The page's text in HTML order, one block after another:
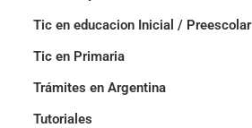
Tic en educacion Inicial / Preescolar
Tic en Primaria
Trámites en Argentina
Tutoriales